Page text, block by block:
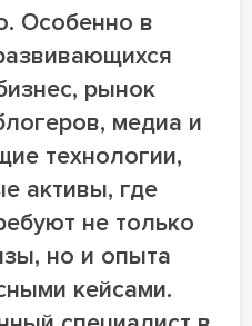
Особенно в
рынок
медиа и
технологии,
активы, где
не только
но и опыта
кейсами.